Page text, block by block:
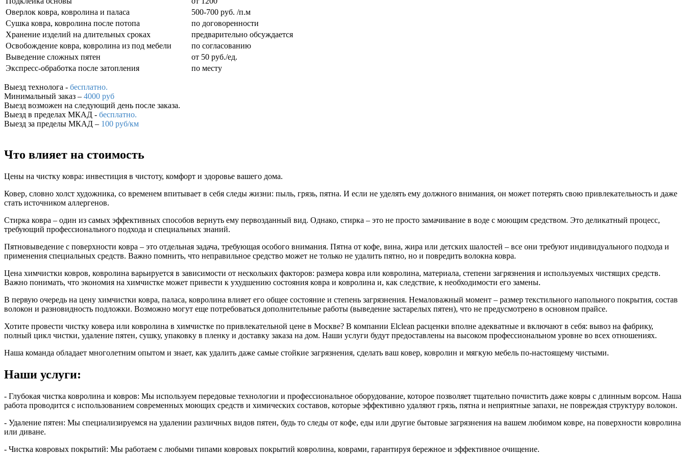
Оверлок ковра, ковролина и паласа
500-700 руб. /п.м
Сушка ковра, ковролина после потопа
по договоренности
Хранение изделий на длительных сроках
предварительно обсуждается
Освобождение ковра, ковролина из под мебели
по согласованию
Выведение сложных пятен
от 50 руб./ед.
Экспресс-обработка после затопления
по месту
Выезд технолога - бесплатно.
Минимальный заказ – 4000 руб
Выезд возможен на следующий день после заказа.
Выезд в пределах МКАД - бесплатно.
Выезд за пределы МКАД – 100 руб/км
Что влияет на стоимость
Цены на чистку ковра: инвестиция в чистоту, комфорт и здоровье вашего дома.
Ковер, словно холст художника, со временем впитывает в себя следы жизни: пыль, грязь, пятна. И если не уделять ему должного внимания, он может потерять свою привлекательность и даже
стать источником аллергенов.
Стирка ковра – один из самых эффективных способов вернуть ему первозданный вид. Однако, стирка – это не просто замачивание в воде с моющим средством. Это деликатный процесс,
требующий профессионального подхода и специальных знаний.
Пятновыведение с поверхности ковра – это отдельная задача, требующая особого внимания. Пятна от кофе, вина, жира или детских шалостей – все они требуют индивидуального подхода и
применения специальных средств. Важно помнить, что неправильное средство может не только не удалить пятно, но и повредить волокна ковра.
Цена химчистки ковров, ковролина варьируется в зависимости от нескольких факторов: размера ковра или ковролина, материала, степени загрязнения и используемых чистящих средств.
Важно понимать, что экономия на химчистке может привести к ухудшению состояния ковра и ковролина и, как следствие, к необходимости его замены.
В первую очередь на цену химчистки ковра, паласа, ковролина влияет его общее состояние и степень загрязнения. Немаловажный момент – размер текстильного напольного покрытия, состав
волокон и разновидность подложки. Возможно могут еще потребоваться дополнительные работы (выведение застарелых пятен), что не предусмотрено в основном прайсе.
Хотите провести чистку ковера или ковролина в химчистке по привлекательной цене в Москве? В компании Elclean расценки вполне адекватные и включают в себя: вывоз на фабрику,
полный цикл чистки, удаление пятен, сушку, упаковку в пленку и доставку заказа на дом. Наши услуги будут предоставлены на высоком профессиональном уровне во всех отношениях.
Наша команда обладает многолетним опытом и знает, как удалить даже самые стойкие загрязнения, сделать ваш ковер, ковролин и мягкую мебель по-настоящему чистыми.
Наши услуги:
- Глубокая чистка ковролина и ковров: Мы используем передовые технологии и профессиональное оборудование, которое позволяет тщательно почистить даже ковры с длинным ворсом. Наша
работа проводится с использованием современных моющих средств и химических составов, которые эффективно удаляют грязь, пятна и неприятные запахи, не повреждая структуру волокон.
- Удаление пятен: Мы специализируемся на удалении различных видов пятен, будь то следы от кофе, еды или другие бытовые загрязнения на вашем любимом ковре, на поверхности ковролина
или диване.
- Чистка ковровых покрытий: Мы работаем с любыми типами ковровых покрытий ковролина, коврами, гарантируя бережное и эффективное очищение.